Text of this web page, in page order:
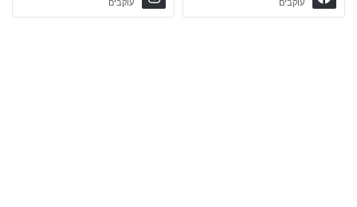
עוקבים עוקבים